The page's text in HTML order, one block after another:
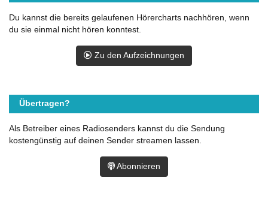
Du kannst die bereits gelaufenen Hörercharts nachhören, wenn
du sie einmal nicht hören konntest.
Zu den Aufzeichnungen
Übertragen?
Als Betreiber eines Radiosenders kannst du die Sendung
kostengünstig auf deinen Sender streamen lassen.
Abonnieren